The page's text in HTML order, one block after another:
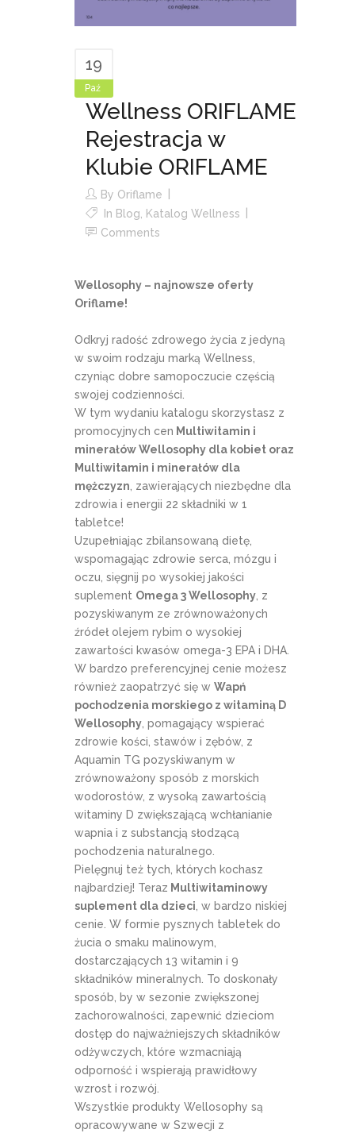
19
Paź
Wellness ORIFLAME
Rejestracja w
Klubie ORIFLAME
By Oriflame
In Blog, Katalog Wellness
Comments
Wellosophy – najnowsze oferty
Oriflame!
Odkryj radość zdrowego życia z jedyną
w swoim rodzaju marką Wellness,
czyniąc dobre samopoczucie częścią
swojej codzienności.
W tym wydaniu katalogu skorzystasz z
promocyjnych cen Multiwitamin i
minerałów Wellosophy dla kobiet oraz
Multiwitamin i minerałów dla
mężczyzn, zawierających niezbędne dla
zdrowia i energii 22 składniki w 1
tabletce!
Uzupełniając zbilansowaną dietę,
wspomagając zdrowie serca, mózgu i
oczu, sięgnij po wysokiej jakości
suplement Omega 3 Wellosophy, z
pozyskiwanym ze zrównoważonych
źródeł olejem rybim o wysokiej
zawartości kwasów omega-3 EPA i DHA.
W bardzo preferencyjnej cenie możesz
również zaopatrzyć się w Wapń
pochodzenia morskiego z witaminą D
Wellosophy, pomagający wspierać
zdrowie kości, stawów i zębów, z
Aquamin TG pozyskiwanym w
zrównoważony sposób z morskich
wodorostów, z wysoką zawartością
witaminy D zwiększającą wchłanianie
wapnia i z substancją słodzącą
pochodzenia naturalnego.
Pielęgnuj też tych, których kochasz
najbardziej! Teraz Multiwitaminowy
suplement dla dzieci, w bardzo niskiej
cenie. W formie pysznych tabletek do
żucia o smaku malinowym,
dostarczających 13 witamin i 9
składników mineralnych. To doskonały
sposób, by w sezonie zwiększonej
zachorowalności, zapewnić dzieciom
dostęp do najważniejszych składników
odżywczych, które wzmacniają
odporność i wspierają prawidłowy
wzrost i rozwój.
Wszystkie produkty Wellosophy są
opracowywane w Szwecji z